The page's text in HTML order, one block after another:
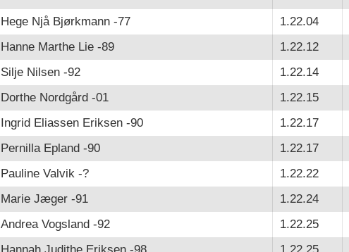
Hege Njå Bjørkmann -77 1.22.04
Hanne Marthe Lie -89 1.22.12
Silje Nilsen -92 1.22.14
Dorthe Nordgård -01 1.22.15
Ingrid Eliassen Eriksen -90 1.22.17
Pernilla Epland -90 1.22.17
Pauline Valvik -? 1.22.22
Marie Jæger -91 1.22.24
Andrea Vogsland -92 1.22.25